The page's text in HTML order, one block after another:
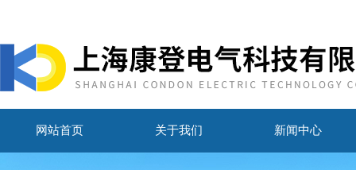
网站首页 关于我们 新闻中心